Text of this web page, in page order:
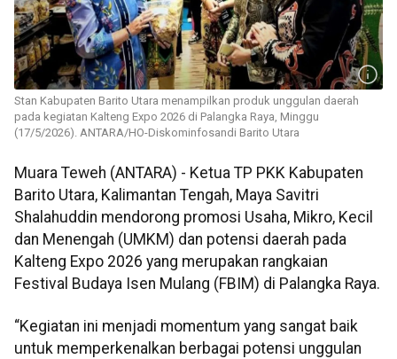
Stan Kabupaten Barito Utara menampilkan produk unggulan daerah
pada kegiatan Kalteng Expo 2026 di Palangka Raya, Minggu
(17/5/2026). ANTARA/HO-Diskominfosandi Barito Utara
Muara Teweh (ANTARA) - Ketua TP PKK Kabupaten
Barito Utara, Kalimantan Tengah, Maya Savitri
Shalahuddin mendorong promosi Usaha, Mikro, Kecil
dan Menengah (UMKM) dan potensi daerah pada
Kalteng Expo 2026 yang merupakan rangkaian
Festival Budaya Isen Mulang (FBIM) di Palangka Raya.
“Kegiatan ini menjadi momentum yang sangat baik
untuk memperkenalkan berbagai potensi unggulan